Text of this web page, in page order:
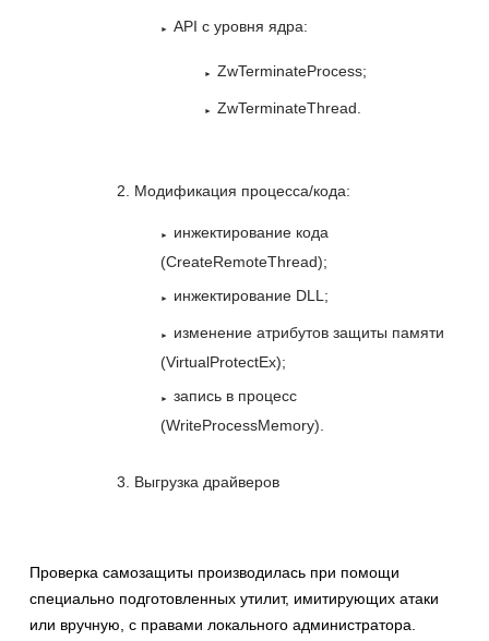
API с уровня ядра:
ZwTerminateProcess;
ZwTerminateThread.
Модификация процесса/кода:
инжектирование кода
(CreateRemoteThread);
инжектирование DLL;
изменение атрибутов защиты памяти
(VirtualProtectEx);
запись в процесс
(WriteProcessMemory).
Выгрузка драйверов
Проверка самозащиты производилась при помощи
специально подготовленных утилит, имитирующих атаки
или вручную, с правами локального администратора.